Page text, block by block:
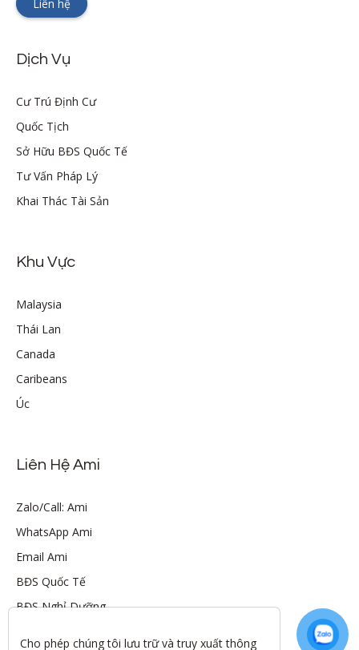
Liên hệ
Dịch Vụ
Cư Trú Định Cư
Quốc Tịch
Sở Hữu BĐS Quốc Tế
Tư Vấn Pháp Lý
Khai Thác Tài Sản
Khu Vực
Malaysia
Thái Lan
Canada
Caribeans
Úc
Liên Hệ Ami
Zalo/Call: Ami
WhatsApp Ami
Email Ami
BĐS Quốc Tế
BĐS Nghỉ Dưỡng
Cho phép chúng tôi lưu trữ và truy xuất thông